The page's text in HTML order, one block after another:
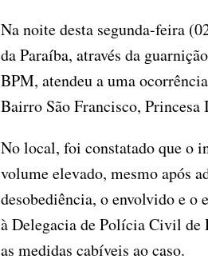
Na noite desta segunda-feira
da Paraíba, através da
BPM, atendeu a uma
Bairro São Francisco, Princesa
No local, foi constatado que o
volume elevado, mesmo após
desobediência, o envolvido e o
à Delegacia de Polícia Civil de
as medidas cabíveis ao caso.